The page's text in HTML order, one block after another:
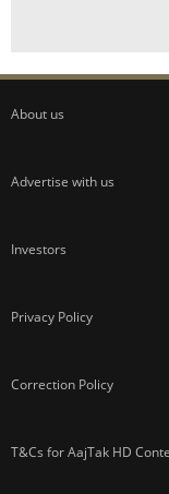
About us
Advertise with us
Investors
Privacy Policy
Correction Policy
T&Cs for AajTak HD